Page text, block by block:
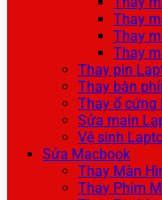
Thay
Thay
Thay
Thay pin
Thay bàn
Thay ổ cứng
Sửa main
Vệ sinh
Sửa Macbook
Thay Màn
Thay Phím